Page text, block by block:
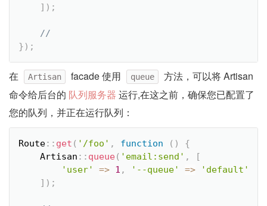
] ) ;
} ) ;
在 Artisan facade 使用 queue
方法，可以将 Artisan
命令给后台的 队列服务器 运行,在这之前，确保您已配置了
您的队列，并正在运行队列：
Route:: get ( '/foo' , function ( )
{
Artisan :: queue( 'email:send' ,
[
'user'
=> 1 , '--queue' =>
'default'
] ) ;